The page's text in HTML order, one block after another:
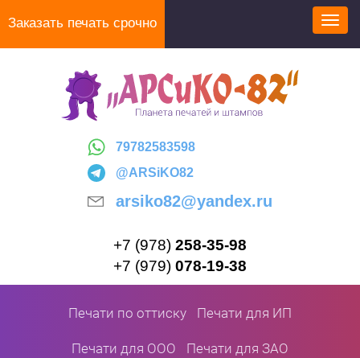
Заказать печать срочно
79782583598
@ARSiKO82
arsiko82@yandex.ru
+7 (978) 258-35-98
+7 (979) 078-19-38
Печати по оттиску Печати для ИП
Печати для ООО Печати для ЗАО